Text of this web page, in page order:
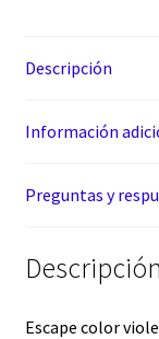
Descripción
Información
Preguntas y
Descripción
Escape color